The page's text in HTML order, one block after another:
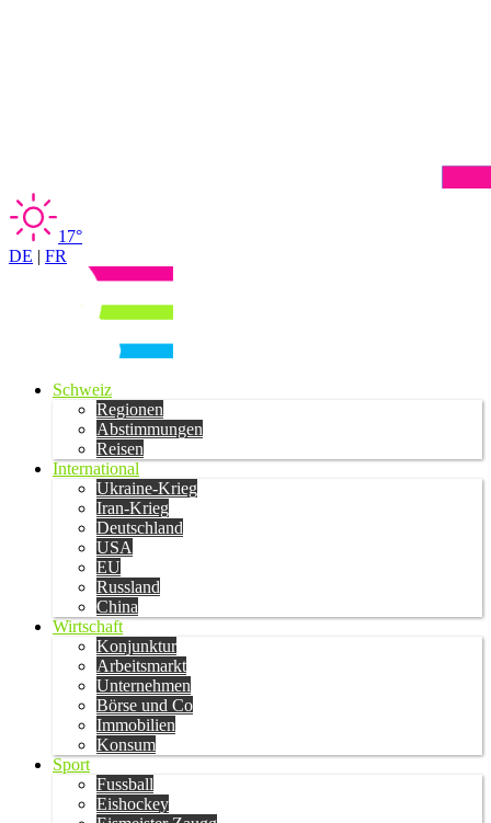
17°
DE | FR
Schweiz
Regionen
Abstimmungen
Reisen
International
Ukraine-Krieg
Iran-Krieg
Deutschland
USA
EU
Russland
China
Wirtschaft
Konjunktur
Arbeitsmarkt
Unternehmen
Börse und Co
Immobilien
Konsum
Sport
Fussball
Eishockey